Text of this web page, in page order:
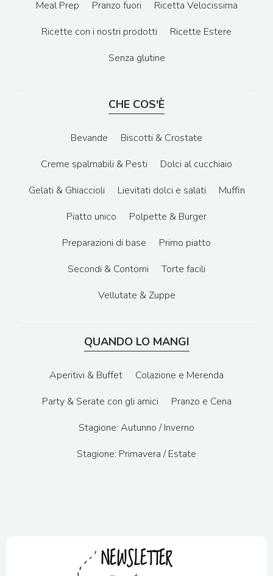
Meal Prep Pranzo fuori
Ricetta Velocissima
Ricette con i nostri prodotti
Ricette Estere
Senza glutine
CHE COS'È
Bevande
Biscotti & Crostate
Creme spalmabili & Pesti
Dolci al cucchiaio
Gelati & Ghiaccioli
Lievitati dolci e salati
Muffin
Piatto unico
Polpette & Burger
Preparazioni di base
Primo piatto
Secondi & Contorni
Torte facili
Vellutate & Zuppe
QUANDO LO MANGI
Aperitivi & Buffet
Colazione e Merenda
Party & Serate con gli amici
Pranzo e Cena
Stagione: Autunno / Inverno
Stagione: Primavera / Estate
NEWSLETTER